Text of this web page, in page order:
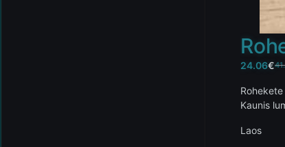
24.06€
Kaunis
Laos